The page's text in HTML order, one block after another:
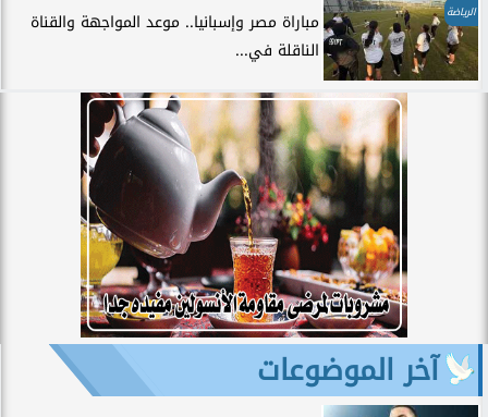
الرياضة
مباراة مصر وإسبانيا.. موعد المواجهة والقناة
الناقلة في...
آخر الموضوعات